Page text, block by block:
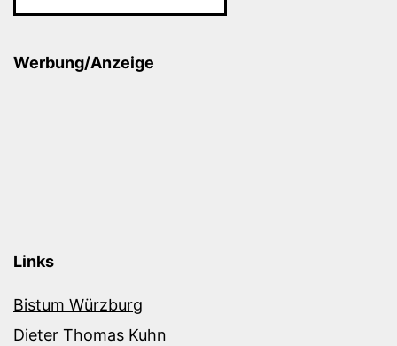
Werbung/Anzeige
Links
Bistum Würzburg
Dieter Thomas Kuhn